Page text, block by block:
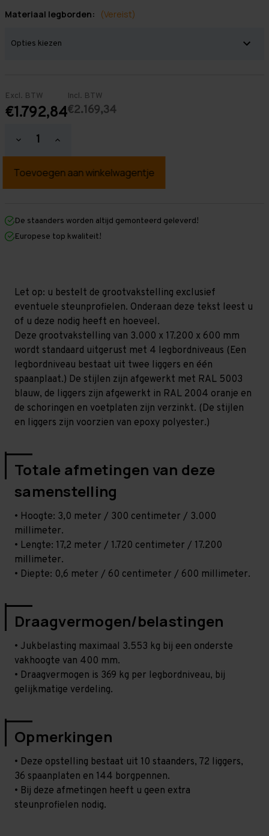
Materiaal legborden: (Vereist)
Excl. BTW
€1.792,84
Incl. BTW
€2.169,34
Hoeveelheid
verlagen
Grootvakstelling
mm
mm
x
600
niveaus
GALVA
Hoeveelheid
verhogen
Grootvakstelling
mm
mm
600
niveaus
GALVA
De staanders worden altijd gemonteerd geleverd!
Europese top kwaliteit!
Let op: u bestelt de grootvakstelling exclusief
eventuele steunprofielen. Onderaan deze tekst leest u
of u deze nodig heeft en hoeveel.
Deze grootvakstelling van 3.000 x 17.200 x 600 mm
wordt standaard uitgerust met 4 legbordniveaus (Een
legbordniveau bestaat uit twee liggers en één
spaanplaat.) De stijlen zijn afgewerkt met RAL 5003
blauw, de liggers zijn afgewerkt in RAL 2004 oranje en
de schoringen en voetplaten zijn verzinkt. (De stijlen
en liggers zijn voorzien van epoxy polyester.)
Totale afmetingen van deze
samenstelling
• Hoogte: 3,0 meter / 300 centimeter / 3.000
millimeter.
• Lengte: 17,2 meter / 1.720 centimeter / 17.200
millimeter.
• Diepte: 0,6 meter / 60 centimeter / 600 millimeter.
Draagvermogen/belastingen
• Jukbelasting maximaal 3.553 kg bij een onderste
vakhoogte van 400 mm.
• Draagvermogen is 369 kg per legbordniveau, bij
gelijkmatige verdeling.
Opmerkingen
• Deze opstelling bestaat uit 10 staanders, 72 liggers,
36 spaanplaten en 144 borgpennen.
• Bij deze afmetingen heeft u geen extra
steunprofielen nodig.